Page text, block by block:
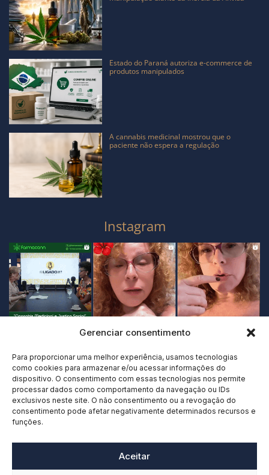
Gerenciar consentimento
Para proporcionar uma melhor experiência, usamos tecnologias
como cookies para armazenar e/ou acessar informações do
dispositivo. O consentimento com essas tecnologias nos permite
processar dados como comportamento da navegação ou IDs
exclusivos neste site. O não consentimento ou a revogação do
consentimento pode afetar negativamente determinados recursos e
funções.
Aceitar
Estado do Paraná autoriza e-commerce de
produtos manipulados
A cannabis medicinal mostrou que o
paciente não espera a regulação
Instagram